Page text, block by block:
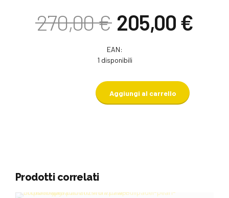
270,00€ Il
prezzo
originale
era:
270,00 €.
205,00 €Il
EAN:
1 disponibili
Aggiungi al carrello
Prodotti correlati